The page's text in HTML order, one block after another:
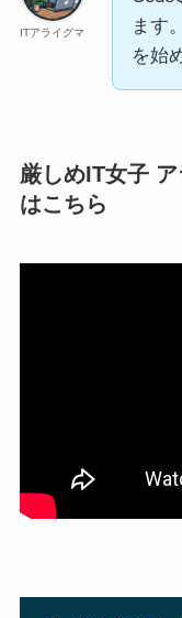
ITアライグマ
ます
を始
厳しめIT女子
はこちら